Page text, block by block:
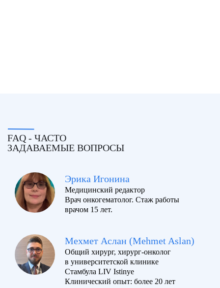
FAQ - ЧАСТО
ЗАДАВАЕМЫЕ ВОПРОСЫ
Эрика Игонина
Медицинский редактор
Врач онкогематолог. Стаж работы
врачом 15 лет.
Мехмет Аслан (Mehmet Aslan)
Общий хирург, хирург-онколог
в университетской клинике
Стамбула LIV Istinye
Клинический опыт: более 20 лет